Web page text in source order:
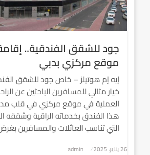
جود للشقق الفندقية..
موقع مركزي بدبي
إيه إم هوتيلز – خاص جود للشقق
خيار مثالي للمسافرين الباحثين عن
العملية في موقع مركزي في قلب
هذا الفندق بخدماته الراقية وشققه
التي تناسب العائلات والمسافرين
نُشر
26 يناير، 2025 admin